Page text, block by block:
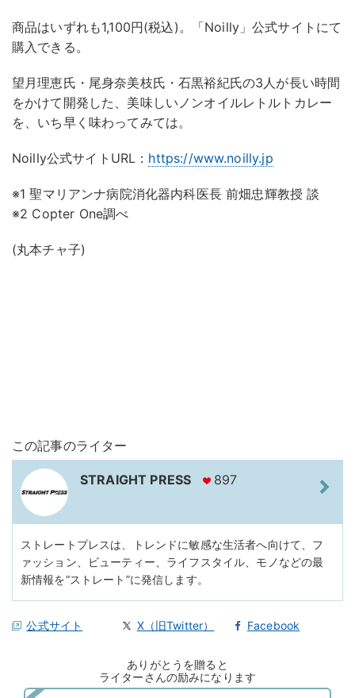
商品はいずれも1,100円(税込)。「Noilly」公式サイトにて
購入できる。
望月理恵氏・尾身奈美枝氏・石黒裕紀氏の3人が長い時間
をかけて開発した、美味しいノンオイルレトルトカレー
を、いち早く味わってみては。
Noilly公式サイトURL： https://www.noilly.jp
※1 聖マリアンナ病院消化器内科医長 前畑忠輝教授 談
※2 Copter One調べ
(丸本チャ子)
この記事のライター
STRAIGHT PRESS 897
ストレートプレスは、トレンドに敏感な生活者へ向けて、フ
ァッション、ビューティー、ライフスタイル、モノなどの最
新情報を“ストレート”に発信します。
公式サイト X（旧Twitter） Facebook
ありがとうを贈ると
ライターさんの励みになります